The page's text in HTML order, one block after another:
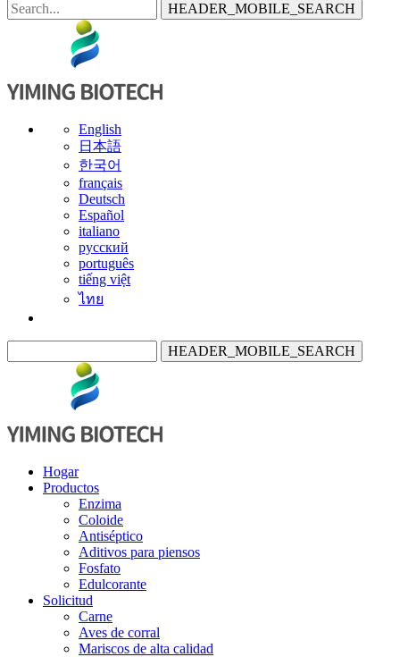
HEADER_MOBILE_SEARCH
English
日本語
한국어
français
Deutsch
Español
italiano
русский
português
tiếng việt
ไทย
HEADER_MOBILE_SEARCH
Hogar
Productos
Enzima
Coloide
Antiséptico
Aditivos para piensos
Fosfato
Edulcorante
Solicitud
Carne
Aves de corral
Mariscos de alta calidad